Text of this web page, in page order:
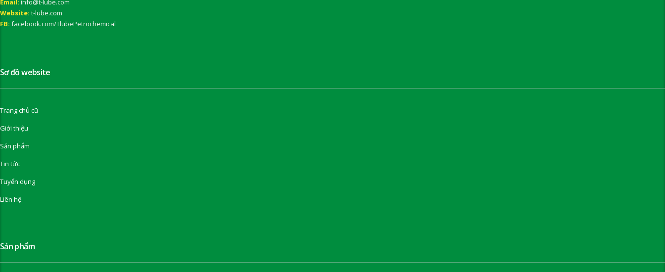
Email: info@t-lube.com
Website: t-lube.com
FB: facebook.com/TlubePetrochemical
Sơ đồ website
Trang chủ cũ
Giới thiệu
Sản phẩm
Tin tức
Tuyển dụng
Liên hệ
Sản phẩm